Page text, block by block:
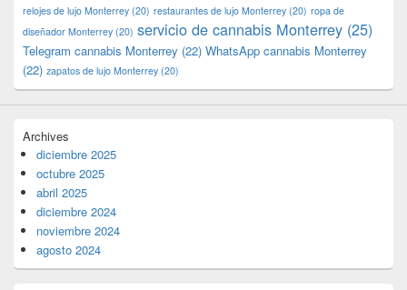
relojes de lujo Monterrey (20) restaurantes de lujo Monterrey (20) ropa de
diseñador Monterrey (20) servicio de cannabis Monterrey (25)
Telegram cannabis Monterrey (22) WhatsApp cannabis Monterrey
(22) zapatos de lujo Monterrey (20)
Archives
diciembre 2025
octubre 2025
abril 2025
diciembre 2024
noviembre 2024
agosto 2024